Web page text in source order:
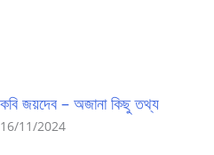
কবি জয়দেব – অজানা কিছু তথ্য
16/11/2024